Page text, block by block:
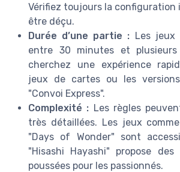
Vérifiez toujours la configuration
être déçu.
Durée d’une partie : Les jeux
entre 30 minutes et
cherchez une expérience
jeux de cartes ou les
"Convoi Express".
Complexité : Les règles
très détaillées. Les jeux
"Days of Wonder" sont
"Hisashi Hayashi" propose des
poussées pour les passionnés.